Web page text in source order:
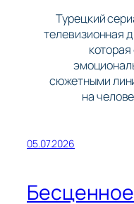
Турецкий
телевизионная
сюжетными
на
05.07.2026